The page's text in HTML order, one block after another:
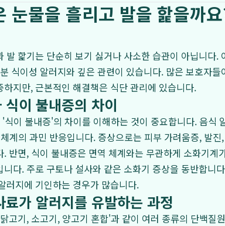
눈물을 흘리고 발을 핥을까
발 핥기는 단순히 보기 싫거나 사소한 습관이 아닙니다.
식이성 알러지와 깊은 관련이 있습니다. 많은 보호자
지만, 근본적인 해결책은 식단 관리에 있습니다.
이 불내증의 차이
이 불내증'의 차이를 이해하는 것이 중요합니다. 음식
계의 과민 반응입니다. 증상으로는 피부 가려움증, 발
반면, 식이 불내증은 면역 체계와는 무관하게 소화기계
다. 주로 구토나 설사와 같은 소화기 증상을 동반합니
러지에 기인하는 경우가 많습니다.
가 알러지를 유발하는 과정
고기, 소고기, 양고기 혼합'과 같이 여러 종류의 단백질